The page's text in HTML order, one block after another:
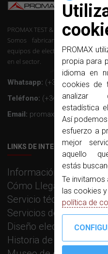
PROMAX
propia para
idioma en
cookies de
analizar
estadística
Así
esfuerzo a
mejor
aquello
estás
Te invitamos
las cookies
política de
PROMAX TEST & MEASUREMENT,
Somos fabricantes de
equipos de electrónica
en el sector.
Whatsapp: (+34) 607 26 65 32
Teléfono: (+34) 931 847 700
Email: promax@promax.es
LINKS DE INTERÉS
Información
Cómo Llegar
Servicio técnico
Servicios de fabricación
Diseño electrónico e
Historia de PROMAX